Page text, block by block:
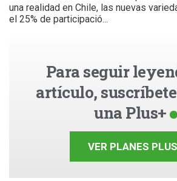
una realidad en Chile, las nuevas
el 25% de participació...
Para seguir
artículo,
una Plus+
VER PLANES